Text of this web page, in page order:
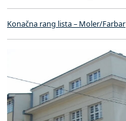
Konačna rang lista – Moler/Farbar